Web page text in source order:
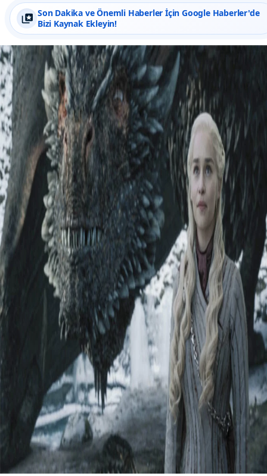
Son Dakika ve Önemli Haberler İçin Google Haberler'de
Bizi Kaynak Ekleyin!